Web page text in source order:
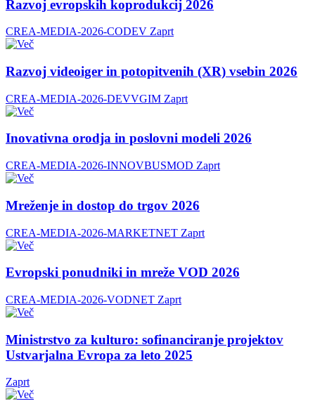
Razvoj evropskih koprodukcij 2026
CREA-MEDIA-2026-CODEV Zaprt
Razvoj videoiger in potopitvenih (XR) vsebin 2026
CREA-MEDIA-2026-DEVVGIM Zaprt
Inovativna orodja in poslovni modeli 2026
CREA-MEDIA-2026-INNOVBUSMOD Zaprt
Mreženje in dostop do trgov 2026
CREA-MEDIA-2026-MARKETNET Zaprt
Evropski ponudniki in mreže VOD 2026
CREA-MEDIA-2026-VODNET Zaprt
Ministrstvo za kulturo: sofinanciranje projektov
Ustvarjalna Evropa za leto 2025
Zaprt